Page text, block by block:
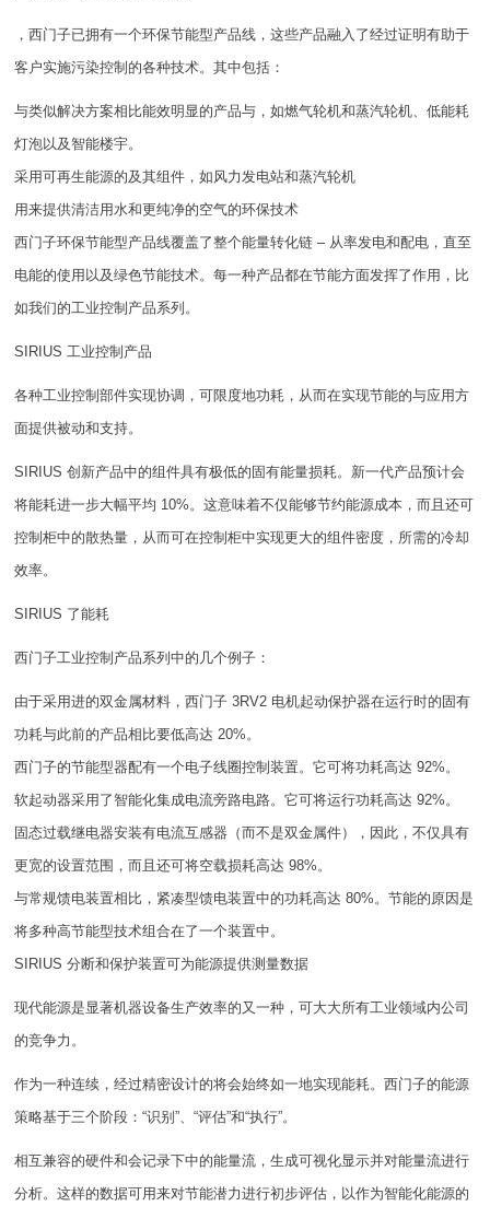
，西门子已拥有一个环保节能型产品线，这些产品融入了经过证明有助于
客户实施污染控制的各种技术。其中包括：
与类似解决方案相比能效明显的产品与，如燃气轮机和蒸汽轮机、低能耗
灯泡以及智能楼宇。
采用可再生能源的及其组件，如风力发电站和蒸汽轮机
用来提供清洁用水和更纯净的空气的环保技术
西门子环保节能型产品线覆盖了整个能量转化链 – 从率发电和配电，直至
电能的使用以及绿色节能技术。每一种产品都在节能方面发挥了作用，比
如我们的工业控制产品系列。
SIRIUS 工业控制产品
各种工业控制部件实现协调，可限度地功耗，从而在实现节能的与应用方
面提供被动和支持。
SIRIUS 创新产品中的组件具有极低的固有能量损耗。新一代产品预计会
将能耗进一步大幅平均 10%。这意味着不仅能够节约能源成本，而且还可
控制柜中的散热量，从而可在控制柜中实现更大的组件密度，所需的冷却
效率。
SIRIUS 了能耗
西门子工业控制产品系列中的几个例子：
由于采用进的双金属材料，西门子 3RV2 电机起动保护器在运行时的固有
功耗与此前的产品相比要低高达 20%。
西门子的节能型器配有一个电子线圈控制装置。它可将功耗高达 92%。
软起动器采用了智能化集成电流旁路电路。它可将运行功耗高达 92%。
固态过载继电器安装有电流互感器（而不是双金属件），因此，不仅具有
更宽的设置范围，而且还可将空载损耗高达 98%。
与常规馈电装置相比，紧凑型馈电装置中的功耗高达 80%。节能的原因是
将多种高节能型技术组合在了一个装置中。
SIRIUS 分断和保护装置可为能源提供测量数据
现代能源是显著机器设备生产效率的又一种，可大大所有工业领域内公司
的竞争力。
作为一种连续，经过精密设计的将会始终如一地实现能耗。西门子的能源
策略基于三个阶段：“识别”、“评估”和“执行”。
相互兼容的硬件和会记录下中的能量流，生成可视化显示并对能量流进行
分析。这样的数据可用来对节能潜力进行初步评估，以作为智能化能源的